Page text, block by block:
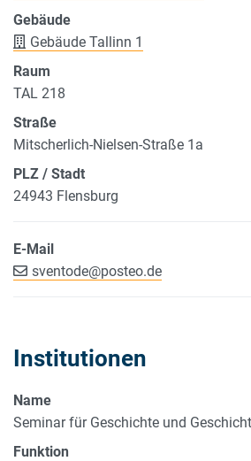
Gebäude
Gebäude Tallinn 1
Raum
TAL 218
Straße
Mitscherlich-Nielsen-Straße 1a
PLZ / Stadt
24943 Flensburg
E-Mail
sventode@posteo.de
Institutionen
Name
Seminar für Geschichte und
Funktion